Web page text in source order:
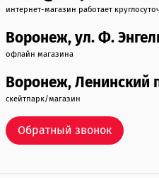
интернет-магазин работает
Воронеж, ул. Ф.
офлайн магазина
Воронеж, Ленинский
скейтпарк/магазин
Обратный звонок